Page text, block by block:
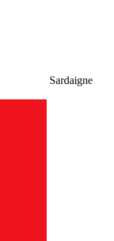
Sardaigne